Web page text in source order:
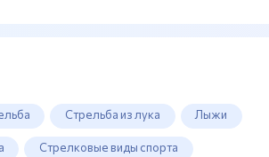
Стрельба из лука Лыжи
Стрелковые виды спорта